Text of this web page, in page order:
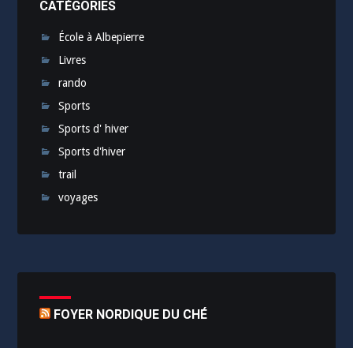
CATÉGORIES
École à Albepierre
Livres
rando
Sports
Sports d' hiver
Sports d'hiver
trail
voyages
FOYER NORDIQUE DU CHÉ